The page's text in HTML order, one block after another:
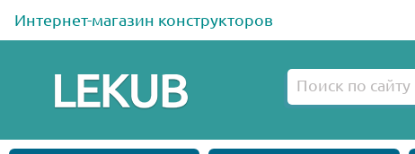
Интернет-магазин конструкторов